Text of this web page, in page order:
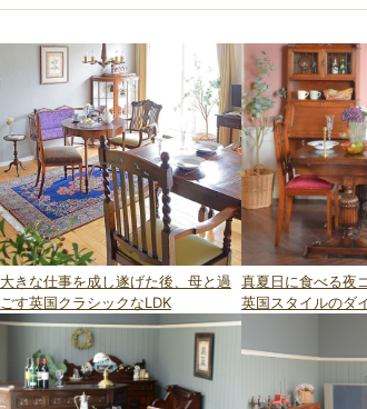
大きな仕事を成し遂げた後、母と過
ごす英国クラシックなLDK
真夏日に食べる夜
英国スタイルのダ